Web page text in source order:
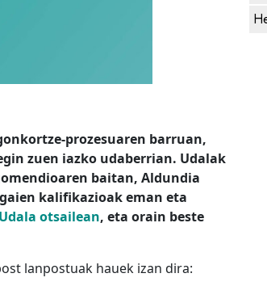
prozesuaren barruan,
zuen iazko udaberrian. Udalak
baitan, Aldundia
kalifikazioak eman eta
otsailean, eta orain beste
lanpostuak hauek izan dira: